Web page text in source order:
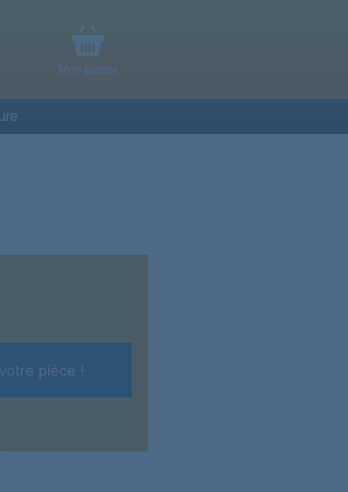
Mon panier
pièce !